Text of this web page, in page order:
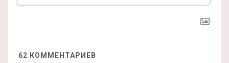
62 КОММЕНТАРИЕВ